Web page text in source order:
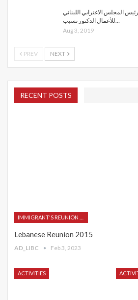
المجلس الاغترابي اللبناني
للأعمال الدكتور نسيب…
Aug 3, 2019
PREV NEXT
RECENT POSTS
Lebanese Reunion 2015
AD_LIBC Feb 3, 2023
ACTIVITIES